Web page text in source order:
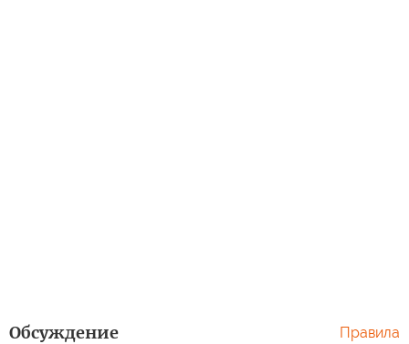
Обсуждение Правила